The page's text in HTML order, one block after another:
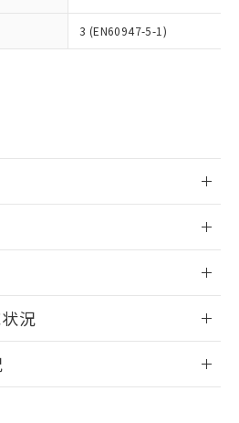
3 (EN60947-5-1)
。
イン/会員登録
況
凡例
機能（部品リスト作成サー
共同利用者が、当社の製
利用者とは、
関して"
の「1.共同利
え状況などにより、予定
があります。
物質）の非含有証明書
ん。
のフタル酸エステル類４
対応完了までの期間は出
が混在することから備考
しておりました。
とを示します。
用状況下において有害物
し、環境に深刻な影響を
通知します。また当社は、
び販売に係わる関係者が違
おそれがある場合は、取
産機種、また在庫状況の